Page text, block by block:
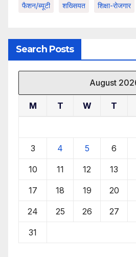
फैशन/ब्यूटी शख्सियत शिक्षा-रोजगार
Search Posts
August
M T W T
3 4 5 6
10 11 12 13
17 18 19 20
24 25 26 27
31